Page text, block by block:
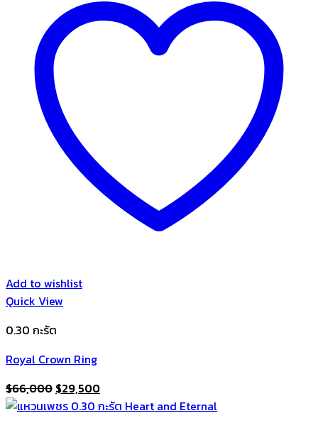
Add to wishlist
Quick View
0.30 กะรัต
Royal Crown Ring
$66,000 Original
price
$29,500Current
price